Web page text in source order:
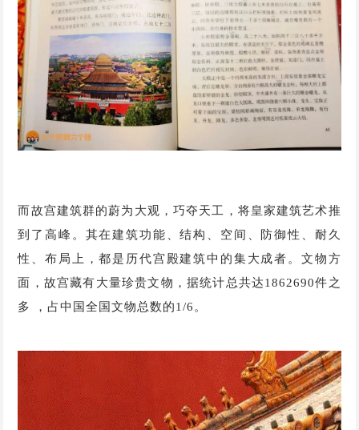
而故宫建筑群的蔚为大观，巧夺天工，将皇家建筑艺术推
到了高峰。其在建筑功能、结构、空间、防御性、耐久
性、布局上，都是历代宫殿建筑中的集大成者。文物方
面，故宫藏有大量珍贵文物，据统计总共达1862690件之
多 ，占中国全国文物总数的1/6。